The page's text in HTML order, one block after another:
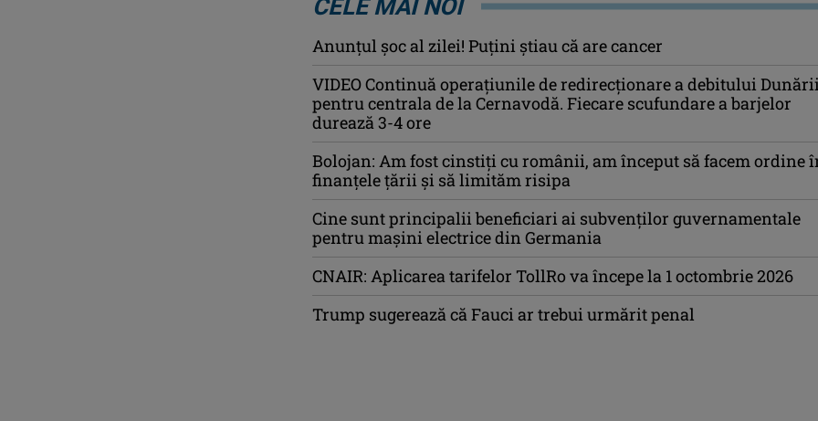
CELE MAI NOI
Anunţul şoc al zilei! Puţini ştiau că are cancer
VIDEO Continuă operațiunile de redirecționare a debitului
pentru centrala de la Cernavodă. Fiecare scufundare a barjelor
durează 3-4 ore
Bolojan: Am fost cinstiţi cu românii, am început să facem ordine
finanţele ţării şi să limităm risipa
Cine sunt principalii beneficiari ai subvenţilor guvernamentale
pentru mașini electrice din Germania
CNAIR: Aplicarea tarifelor TollRo va începe la 1 octombrie 2026
Trump sugerează că Fauci ar trebui urmărit penal